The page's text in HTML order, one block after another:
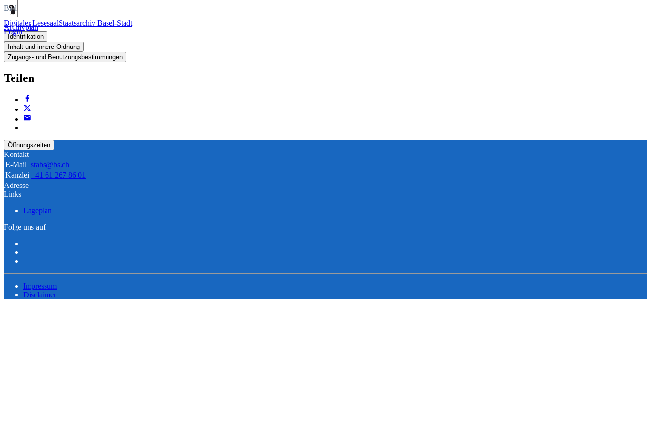
Digitaler LesesaalStaatsarchiv Basel-Stadt
Login
Bild
Archivplan
Identifikation
Inhalt und innere Ordnung
Zugangs- und Benutzungsbestimmungen
Teilen
Öffnungszeiten
Kontakt
E-Mail stabs@bs.ch
Kanzlei +41 61 267 86 01
Adresse
Links
Lageplan
Folge uns auf
Impressum
Disclaimer